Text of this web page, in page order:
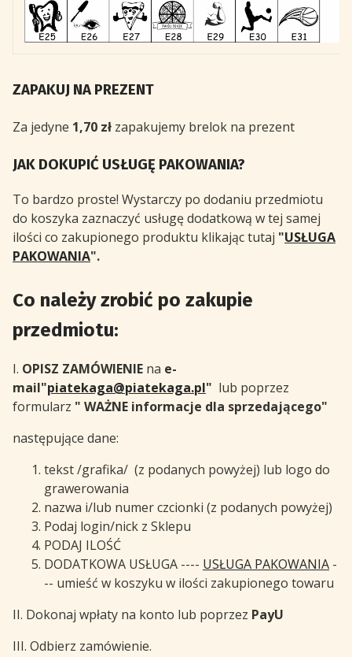
ZAPAKUJ NA PREZENT
Za jedyne 1,70 zł zapakujemy brelok na prezent
JAK DOKUPIĆ USŁUGĘ PAKOWANIA?
To bardzo proste! Wystarczy po dodaniu przedmiotu
do koszyka zaznaczyć usługę dodatkową w tej samej
ilości co zakupionego produktu klikając tutaj "USŁUGA
PAKOWANIA".
Co należy zrobić po zakupie
przedmiotu:
I. OPISZ ZAMÓWIENIE na e-
mail"piatekaga@piatekaga.pl" lub poprzez
formularz " WAŻNE informacje dla sprzedającego"
następujące dane:
tekst /grafika/ (z podanych powyżej) lub logo do
grawerowania
nazwa i/lub numer czcionki (z podanych powyżej)
Podaj login/nick z Sklepu
PODAJ ILOŚĆ
DODATKOWA USŁUGA ---- USŁUGA PAKOWANIA -
-- umieść w koszyku w ilości zakupionego towaru
II. Dokonaj wpłaty na konto lub poprzez PayU
III. Odbierz zamówienie.